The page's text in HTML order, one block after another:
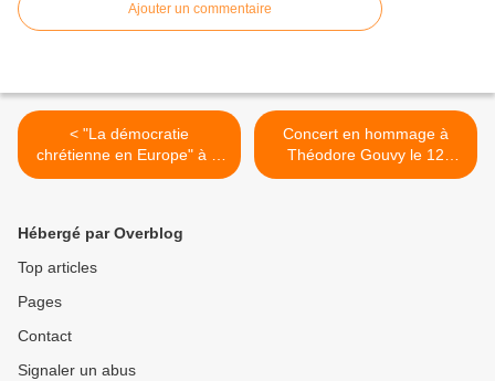
Ajouter un commentaire
< "La démocratie
chrétienne en Europe" à la
Maison de Robert Schuman
Concert en hommage à
Théodore Gouvy le 12
octobre à Forbach >
Hébergé par Overblog
Top articles
Pages
Contact
Signaler un abus